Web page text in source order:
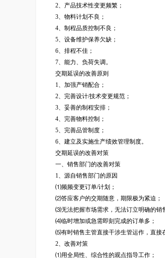
2、产品技术性变更频繁；
3、物料计划不良；
4、制程品质控制不良；
5、设备维护保养欠缺；
6、排程不佳；
7、能力、负荷失调。
交期延误的改善原则
1、加强产销配合；
2、完善设计/技术变更规范；
3、妥善的制程安排；
4、完善物料控制；
5、完善品管制度；
6、建立及实施生产绩效管理制度。
交期延误的改善对策
一、销售部门的改善对策
1、源自销售部门的原因
⑴频频变更订单/计划；
⑵答应客户的交期随意，期限极为紧迫；
⑶无法把握市场需求，无法订立明确的销
⑷临时增加或急需即刻完成的订单多；
⑸有时销售主管直接干涉生管运作，直接在
2、改善对策
⑴用全局性、综合性的观点指导工作；